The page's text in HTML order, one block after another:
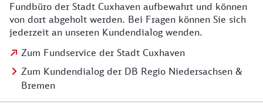
Fundbüro der Stadt Cuxhaven aufbewahrt und können
von dort abgeholt werden. Bei Fragen können Sie sich
jederzeit an unseren Kundendialog wenden.
Zum Fundservice der Stadt Cuxhaven
Zum Kundendialog der DB Regio Niedersachsen &
Bremen